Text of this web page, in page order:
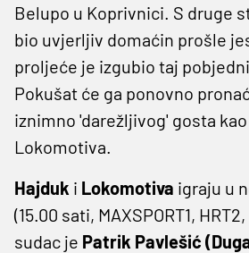
Belupo u Koprivnici. S druge
bio uvjerljiv domaćin prošle
proljeće je izgubio taj
Pokušat će ga ponovno
iznimno 'darežljivog' gosta
Lokomotiva.
Hajduk i Lokomotiva igraju u
(15.00 sati, MAXSPORT1,
sudac je Patrik Pavlešić